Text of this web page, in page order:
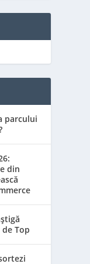
parcului
din
Top